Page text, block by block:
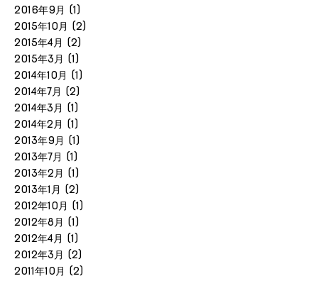
2016年9月 (1)
2015年10月 (2)
2015年4月 (2)
2015年3月 (1)
2014年10月 (1)
2014年7月 (2)
2014年3月 (1)
2014年2月 (1)
2013年9月 (1)
2013年7月 (1)
2013年2月 (1)
2013年1月 (2)
2012年10月 (1)
2012年8月 (1)
2012年4月 (1)
2012年3月 (2)
2011年10月 (2)